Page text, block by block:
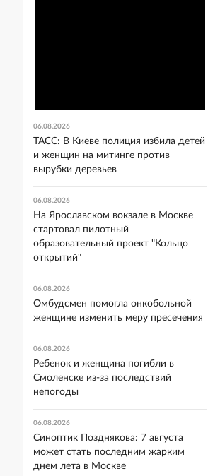
06.08.2026
ТАСС: В Киеве полиция избила детей
и женщин на митинге против
вырубки деревьев
06.08.2026
На Ярославском вокзале в Москве
стартовал пилотный
образовательный проект "Кольцо
открытий"
06.08.2026
Омбудсмен помогла онкобольной
женщине изменить меру пресечения
06.08.2026
Ребенок и женщина погибли в
Смоленске из-за последствий
непогоды
06.08.2026
Синоптик Позднякова: 7 августа
может стать последним жарким
днем лета в Москве